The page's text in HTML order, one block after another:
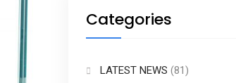
Categories
LATEST NEWS (81)